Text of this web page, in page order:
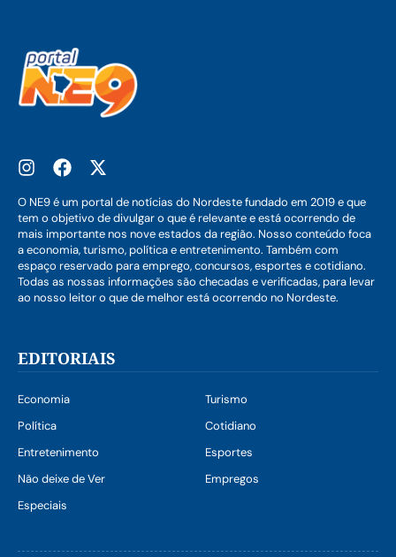
O NE9 é um portal de notícias do Nordeste fundado em 2019 e que
tem o objetivo de divulgar o que é relevante e está ocorrendo de
mais importante nos nove estados da região. Nosso conteúdo foca
a economia, turismo, política e entretenimento. Também com
espaço reservado para emprego, concursos, esportes e cotidiano.
Todas as nossas informações são checadas e verificadas, para levar
ao nosso leitor o que de melhor está ocorrendo no Nordeste.
EDITORIAIS
Economia
Turismo
Política
Cotidiano
Entretenimento
Esportes
Não deixe de Ver
Empregos
Especiais